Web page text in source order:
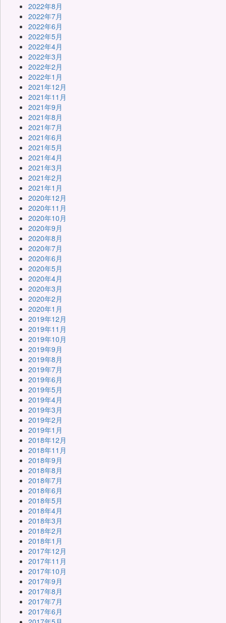
2022年8月
2022年7月
2022年6月
2022年5月
2022年4月
2022年3月
2022年2月
2022年1月
2021年12月
2021年11月
2021年9月
2021年8月
2021年7月
2021年6月
2021年5月
2021年4月
2021年3月
2021年2月
2021年1月
2020年12月
2020年11月
2020年10月
2020年9月
2020年8月
2020年7月
2020年6月
2020年5月
2020年4月
2020年3月
2020年2月
2020年1月
2019年12月
2019年11月
2019年10月
2019年9月
2019年8月
2019年7月
2019年6月
2019年5月
2019年4月
2019年3月
2019年2月
2019年1月
2018年12月
2018年11月
2018年9月
2018年8月
2018年7月
2018年6月
2018年5月
2018年4月
2018年3月
2018年2月
2018年1月
2017年12月
2017年11月
2017年10月
2017年9月
2017年8月
2017年7月
2017年6月